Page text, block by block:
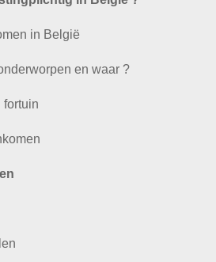
in België
en waar ?
fortuin